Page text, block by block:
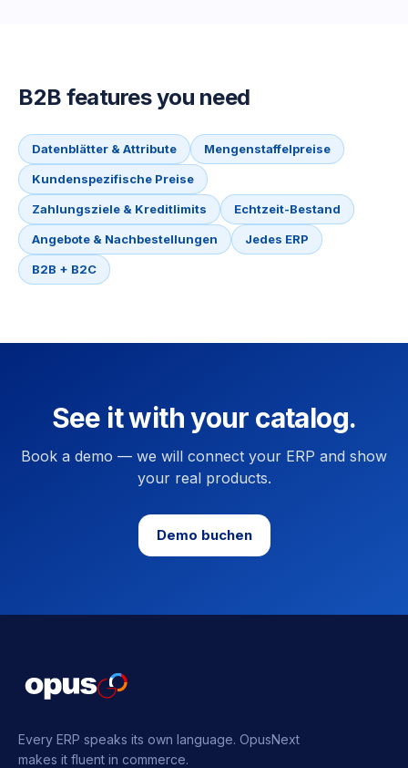
B2B features you need
Datenblätter & Attribute Mengenstaffelpreise
Kundenspezifische Preise
Zahlungsziele & Kreditlimits Echtzeit-Bestand
Angebote & Nachbestellungen Jedes ERP
B2B + B2C
See it with your catalog.
Book a demo — we will connect your ERP and show
your real products.
Demo buchen
Every ERP speaks its own language. OpusNext
makes it fluent in commerce.